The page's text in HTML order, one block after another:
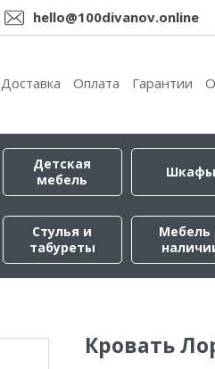
hello@100divanov.online
Доставка Оплата Гарантии
Детская
мебель
Шкафы
Стулья и
табуреты
Мебель
Кровать